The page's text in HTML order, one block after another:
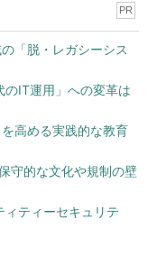
PR
「脱・レガシーシス
のIT運用」への変革は
高める実践的な教育
守的な文化や規制の壁
ティーセキュリテ